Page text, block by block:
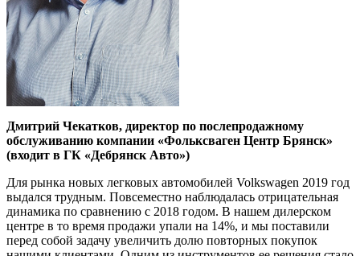
Дмитрий Чекатков, директор по послепродажному
обслуживанию ком­пании «Фольксваген Центр Брянск»
(входит в ГК «Дебрянск Авто»)
Для рынка новых легковых автомобилей Volkswagen 2019 год
выдался трудным. Повсеместно наблюдалась отрицательная
динамика по сравнению с 2018 годом. В нашем дилерском
центре в то время про­дажи упали на 14%, и мы поставили
перед собой задачу увеличить долю повторных покупок